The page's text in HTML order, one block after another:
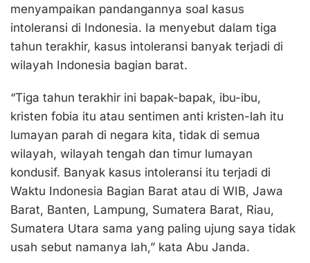
menyampaikan pandangannya soal kasus
intoleransi di Indonesia. Ia menyebut dalam tiga
tahun terakhir, kasus intoleransi banyak terjadi di
wilayah Indonesia bagian barat.
“Tiga tahun terakhir ini bapak-bapak, ibu-ibu,
kristen fobia itu atau sentimen anti kristen-lah itu
lumayan parah di negara kita, tidak di semua
wilayah, wilayah tengah dan timur lumayan
kondusif. Banyak kasus intoleransi itu terjadi di
Waktu Indonesia Bagian Barat atau di WIB, Jawa
Barat, Banten, Lampung, Sumatera Barat, Riau,
Sumatera Utara sama yang paling ujung saya tidak
usah sebut namanya lah,” kata Abu Janda.